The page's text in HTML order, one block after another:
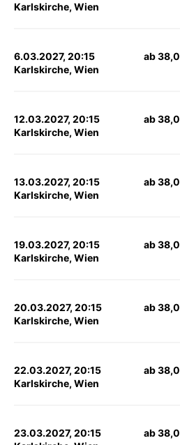
Karlskirche, Wien
6.03.2027, 20:15
Karlskirche, Wien
ab
12.03.2027, 20:15
Karlskirche, Wien
ab
13.03.2027, 20:15
Karlskirche, Wien
ab
19.03.2027, 20:15
Karlskirche, Wien
ab
20.03.2027, 20:15
Karlskirche, Wien
ab
22.03.2027, 20:15
Karlskirche, Wien
ab
23.03.2027, 20:15
ab